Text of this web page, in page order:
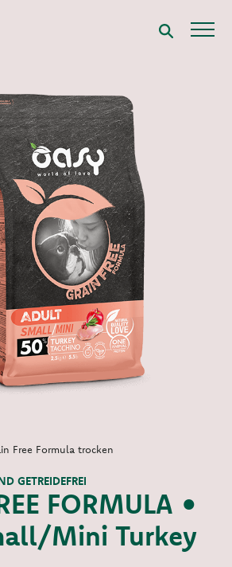
Free Formula trocken
FORMULA •
Mini Turkey
GETREIDEFREI